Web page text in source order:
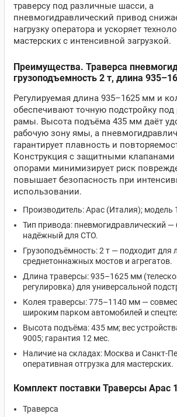
траверсу под различные шасси, а
пневмогидравлический привод
нагрузку оператора и ускоряет
мастерских с интенсивной загрузкой.
Преимущества. Траверса
грузоподъемность 2 т, длина
Регулируемая длина 935–1625 мм и
обеспечивают точную подстройку
рамы. Высота подъёма 435 мм даёт
рабочую зону ямы, а
гарантирует плавность и
Конструкция с защитными
опорами минимизирует риск
повышает безопасность при
использовании.
Производитель: Apac (Италия); модель
Тип привода: пневмогидравлический
надёжный для СТО.
Грузоподъёмность: 2 т — подходит для
среднетоннажных мостов и агрегатов.
Длина траверсы: 935–1625 мм
регулировка) для универсальной
Колея траверсы: 775–1140 мм —
широким парком автомобилей и
Высота подъёма: 435 мм; вес
9005; гарантия 12 мес.
Наличие на складах: Москва и Санкт-
оперативная отгрузка для мастерских.
Комплект поставки Траверсы Apac
Траверса